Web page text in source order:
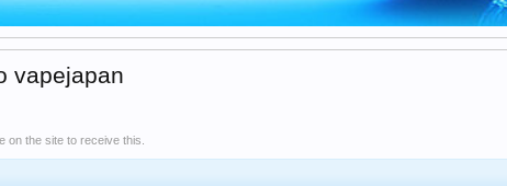
vapejapan
on the site to receive this.